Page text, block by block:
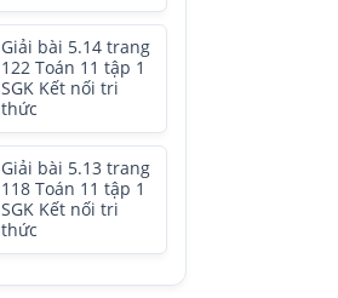
Giải bài 5.14 trang
122 Toán 11 tập 1
SGK Kết nối tri
thức
Giải bài 5.13 trang
118 Toán 11 tập 1
SGK Kết nối tri
thức